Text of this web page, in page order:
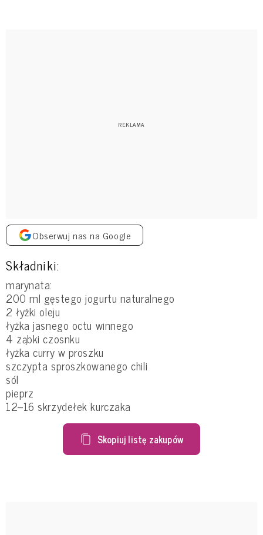
Obserwuj nas na Google
Składniki:
marynata:
200 ml gęstego jogurtu naturalnego
2 łyżki oleju
łyżka jasnego octu winnego
4 ząbki czosnku
łyżka curry w proszku
szczypta sproszkowanego chili
sól
pieprz
12–16 skrzydełek kurczaka
Skopiuj listę zakupów